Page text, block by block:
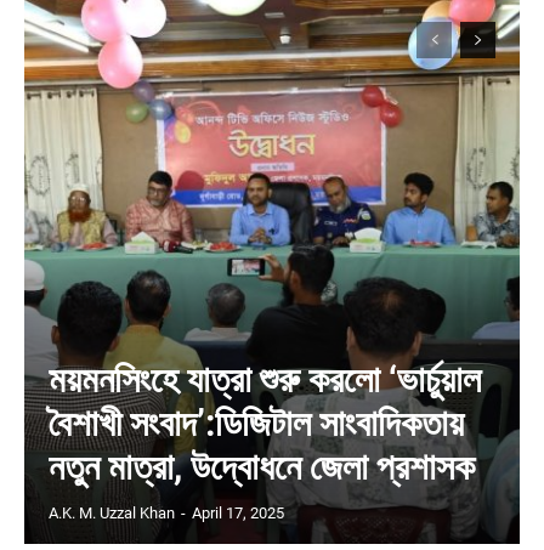
ময়মনসিংহে যাত্রা শুরু করলো ‘ভার্চুয়াল
বৈশাখী সংবাদ’:ডিজিটাল সাংবাদিকতায়
নতুন মাত্রা, উদ্বোধনে জেলা প্রশাসক
A.K. M. Uzzal Khan - April 17, 2025